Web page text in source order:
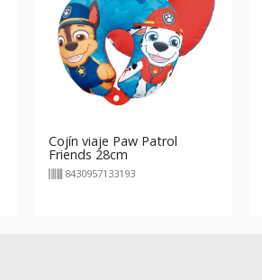
Cojín viaje Paw Patrol
Friends 28cm
8430957133193